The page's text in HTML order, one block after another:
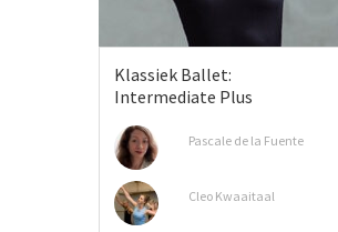
Klassiek Ballet:
Intermediate Plus
Pascale de la Fuente
Cleo Kwaaitaal